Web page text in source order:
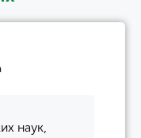
наук,